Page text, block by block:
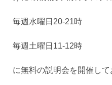
毎週水曜日20-21時
毎週土曜日11-12時
に無料の説明会を開催して